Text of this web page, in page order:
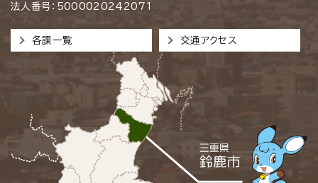
法人番号：5000020242071
各課一覧 交通アクセス